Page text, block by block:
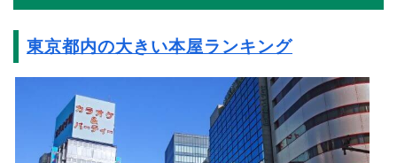
東京都内の大きい本屋ランキング